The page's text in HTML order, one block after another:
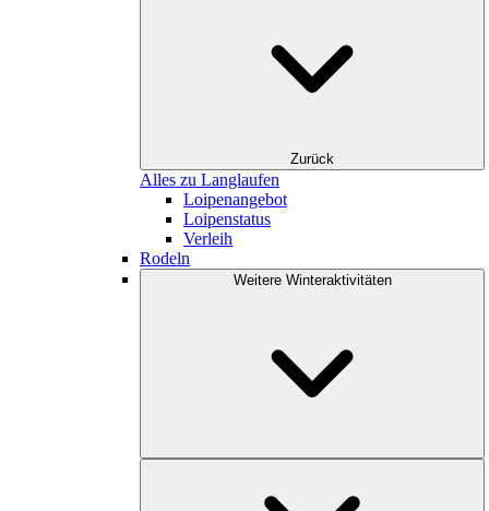
Zurück
Alles zu Langlaufen
Loipenangebot
Loipenstatus
Verleih
Rodeln
Weitere Winteraktivitäten